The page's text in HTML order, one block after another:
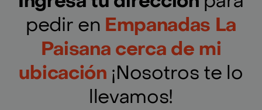
pedir en Empanadas La
Paisana cerca de mi
ubicación ¡Nosotros te lo
llevamos!